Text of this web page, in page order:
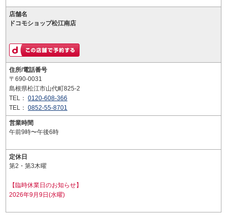
店舗名
ドコモショップ松江南店
住所/電話番号
〒690-0031
島根県松江市山代町825-2
TEL： 0120-608-366
TEL： 0852-55-8701
営業時間
午前9時〜午後6時
定休日
第2・第3木曜
【臨時休業日のお知らせ】
2026年9月9日(水曜)